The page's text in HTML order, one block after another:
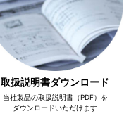
取扱説明書ダウンロード
当社製品の取扱説明書（PDF）を
ダウンロードいただけます